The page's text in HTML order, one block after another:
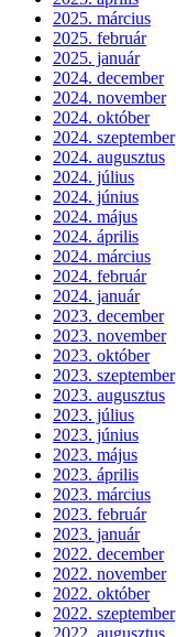
2025. március
2025. február
2025. január
2024. december
2024. november
2024. október
2024. szeptember
2024. augusztus
2024. július
2024. június
2024. május
2024. április
2024. március
2024. február
2024. január
2023. december
2023. november
2023. október
2023. szeptember
2023. augusztus
2023. július
2023. június
2023. május
2023. április
2023. március
2023. február
2023. január
2022. december
2022. november
2022. október
2022. szeptember